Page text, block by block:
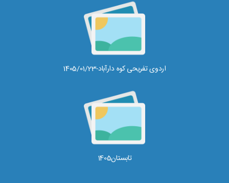
اردوی تفریحی کوه دارآباد-1405/01/23
تابستان1405